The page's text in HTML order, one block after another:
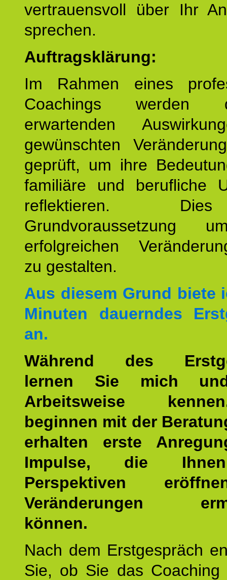
vertrauensvoll über Ihr
sprechen.
Auftragsklärung:
Im Rahmen eines
Coachings
erwartenden
gewünschten
geprüft, um ihre
familiäre und berufliche
reflektieren.
Grundvoraussetzung
erfolgreichen
zu gestalten.
Aus diesem Grund biete
Minuten dauerndes
an.
Während des
lernen Sie mich
Arbeitsweise
beginnen mit der
erhalten erste
Impulse, die
Perspektiven
Veränderungen
können.
Nach dem Erstgespräch
Sie, ob Sie das Coaching